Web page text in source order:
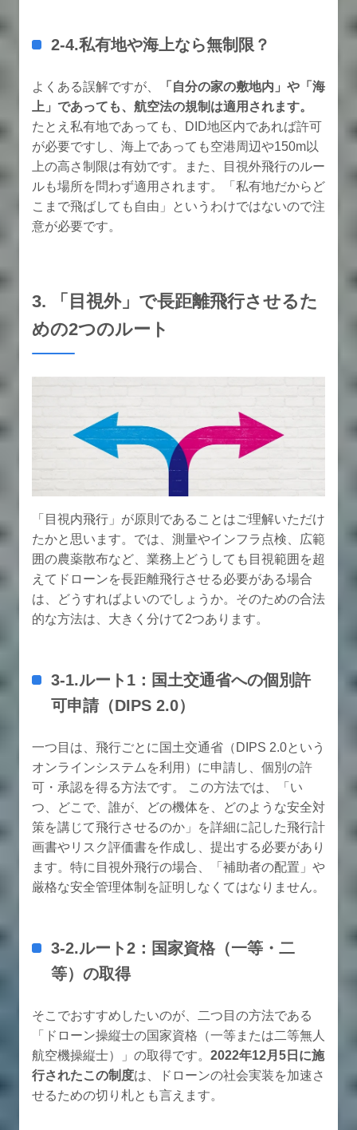
2-4.私有地や海上なら無制限？
よくある誤解ですが、
「自分の家の敷地内」や「海
上」であっても、航空法の規制は適用されます。
たとえ私有地であっても、DID地区内であれば許可
が必要ですし、海上であっても空港周辺や150m以
上の高さ制限は有効です。また、目視外飛行のルー
ルも場所を問わず適用されます。「私有地だからど
こまで飛ばしても自由」というわけではないので注
意が必要です。
3. 「目視外」で長距離飛行させるた
めの2つのルート
「目視内飛行」が原則であることはご理解いただけ
たかと思います。では、測量やインフラ点検、広範
囲の農薬散布など、業務上どうしても目視範囲を超
えてドローンを長距離飛行させる必要がある場合
は、どうすればよいのでしょうか。そのための合法
的な方法は、大きく分けて2つあります。
3-1.ルート1：国土交通省への個別許
可申請（DIPS 2.0）
一つ目は、飛行ごとに国土交通省（DIPS 2.0という
オンラインシステムを利用）に申請し、個別の許
可・承認を得る方法です。 この方法では、「い
つ、どこで、誰が、どの機体を、どのような安全対
策を講じて飛行させるのか」を詳細に記した飛行計
画書やリスク評価書を作成し、提出する必要があり
ます。特に目視外飛行の場合、「補助者の配置」や
厳格な安全管理体制を証明しなくてはなりません。
3-2.ルート2：国家資格（一等・二
等）の取得
そこでおすすめしたいのが、二つ目の方法である
「ドローン操縦士の国家資格（一等または二等無人
航空機操縦士）」の取得です。 2022年12月5日に施
行されたこの制度は、ドローンの社会実装を加速さ
せるための切り札とも言えます。